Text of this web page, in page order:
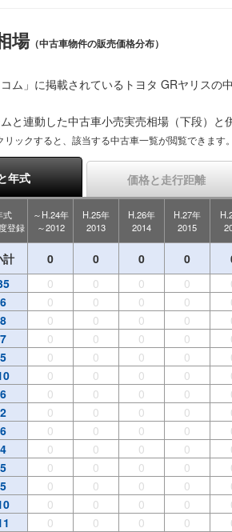
場（中古車物件の販売価格分布）
コム」に掲載されているトヨタ GRヤリス
と連動した中古車小売実売相場（下段）と
ックすると、該当する中古車一覧が閲覧できます
年式 価格と走行距離
式
登録
～H.24年
～2012
H.25年
2013
H.26年
2014
H.27年
2015
計 0 0 0 0
0 0 0 0
6 0 0 0 0
8 0 0 0 0
7 0 0 0 0
5 0 0 0 0
0 0 0 0
6 0 0 0 0
2 0 0 0 0
6 0 0 0 0
4 0 0 0 0
5 0 0 0 0
5 0 0 0 0
0 0 0 0
0 0 0 0